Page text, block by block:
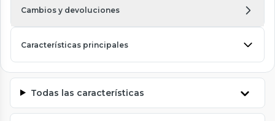
Cambios y devoluciones
Características principales
Todas las características